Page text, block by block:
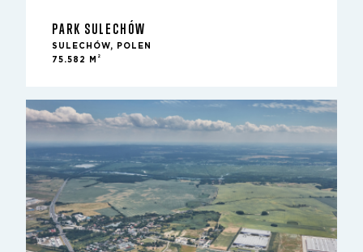
PARK SULECHÓW
SULECHÓW, POLEN
75.582 M
2